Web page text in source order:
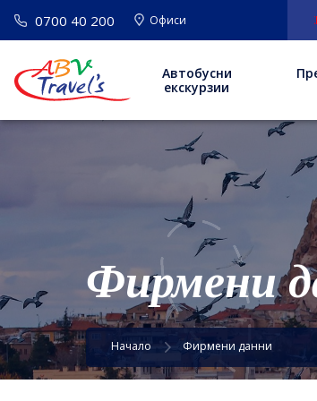
0700 40 200 Офиси : Нов
Автобусни
екскурзии
Фирмени
Начало Фирмени данни